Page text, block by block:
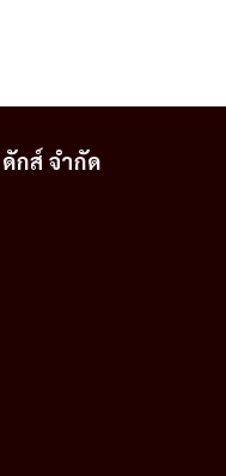
กส์ จำกัด